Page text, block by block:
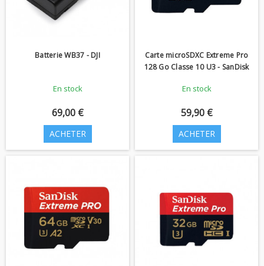
Batterie WB37 - DJI
En stock
69,00 €
ACHETER
Carte microSDXC Extreme Pro
128 Go Classe 10 U3 - SanDisk
En stock
59,90 €
ACHETER